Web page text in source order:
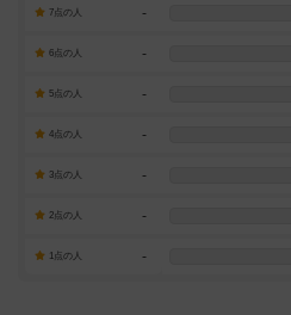
7点の人 -
6点の人 -
5点の人 -
4点の人 -
3点の人 -
2点の人 -
1点の人 -